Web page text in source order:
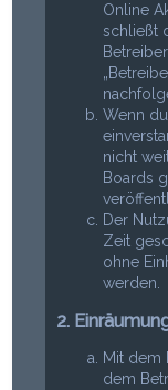
Online
schließt
Wenn
nicht
Boards
Der
Zeit
ohne
werden.
2.
Mit dem
dem